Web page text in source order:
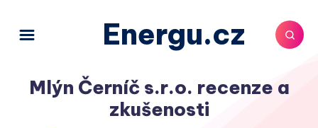
Energu.cz
Mlýn Černíč s.r.o. recenze a
zkušenosti